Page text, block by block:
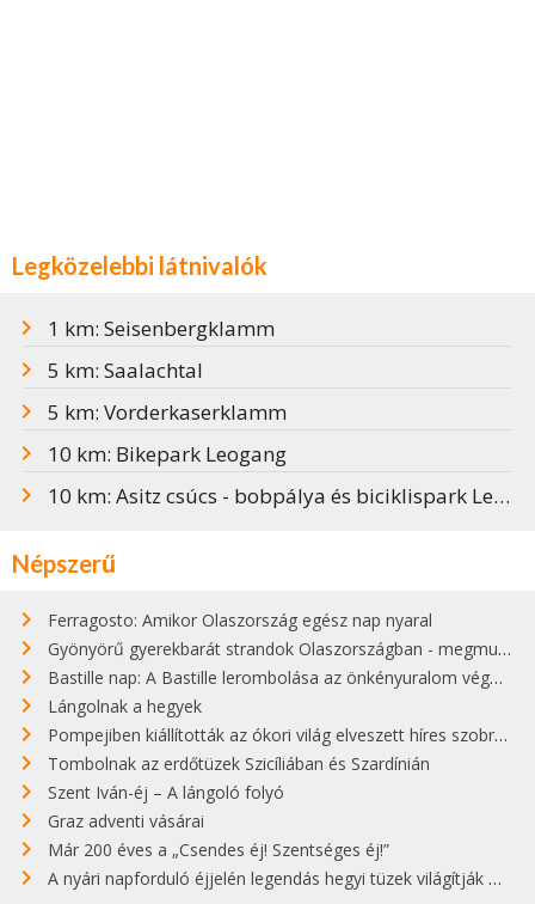
Legközelebbi látnivalók
1 km: Seisenbergklamm
5 km: Saalachtal
5 km: Vorderkaserklamm
10 km: Bikepark Leogang
10 km: Asitz csúcs - bobpálya és biciklispark Leogangban
Népszerű
Ferragosto: Amikor Olaszország egész nap nyaral
Gyönyörű gyerekbarát strandok Olaszországban - megmutatjuk a 15 legjobbat
Bastille nap: A Bastille lerombolása az önkényuralom végét jelentette
Lángolnak a hegyek
Pompejiben kiállították az ókori világ elveszett híres szobrának másolatát
Tombolnak az erdőtüzek Szicíliában és Szardínián
Szent Iván-éj – A lángoló folyó
Graz adventi vásárai
Már 200 éves a „Csendes éj! Szentséges éj!”
A nyári napforduló éjjelén legendás hegyi tüzek világítják meg Zugspitzét